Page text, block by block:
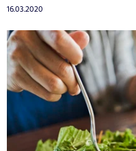
16.03.2020